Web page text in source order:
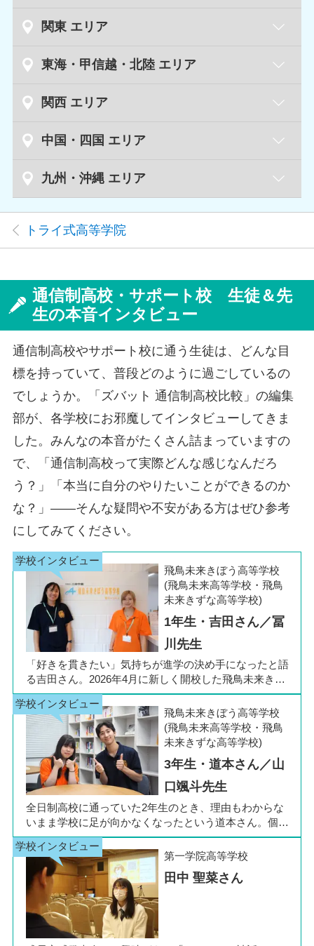
北海道
札幌キャンパス
新札幌キャンパス
青森県
盛岡キャンパス
泉中央キャンパス
山形県 山形キャンパス
郡山キャンパス
関東 エリア
茨城県
水戸キャンパス
足利キャンパス
群馬県 高崎キャンパス
埼玉県
大宮キャンパス
川越キャンパス
西船橋キャンパス
柏キャンパス
東京都
飯田橋キャンパス
新宿キャンパス
豊洲キャンパス
神奈川県
横浜キャンパス
戸塚キャンパス
東海・甲信越・北陸 エリア
新潟県
新潟キャンパス
福井県 福井キャンパス
長野県
長野キャンパス
松本キャンパス
岐阜県 岐阜キャンパス
静岡県
静岡キャンパス
浜松キャンパス
三島キャンパス
愛知県
千種キャンパス
金山キャンパス
三重県
四日市キャンパス
津駅前キャンパス
関西 エリア
滋賀県 草津キャンパス
京都府
京都駅前キャンパス
丸太町キャンパス
丹波橋キャンパス
梅田キャンパス
京橋キャンパス
兵庫県
三宮キャンパス
姫路キャンパス
西宮北口キャンパス
奈良県
西大寺キャンパス
大和八木キャンパス
和歌山県 和歌山キャンパス
中国・四国 エリア
鳥取県 鳥取キャンパス
岡山キャンパス
広島県
横川キャンパス
緑井キャンパス
広島キャンパス
山口県 新山口キャンパス
徳島県 徳島キャンパス
香川県 高松キャンパス
愛媛県 松山キャンパス
高知県 高知キャンパス
九州・沖縄 エリア
福岡県
福岡天神キャンパス
小倉キャンパス
佐賀県 佐賀キャンパス
長崎県
佐世保キャンパス
熊本県 熊本駅前キャンパス
大分県 大分キャンパス
宮崎県 宮崎キャンパス
鹿児島県 鹿児島中央キャンパス
沖縄県
小禄キャンパス
那覇新都心キャンパス
トライ式高等学院
通信制高校・サポート校 生徒＆先
生の本音インタビュー
通信制高校やサポート校に通う生徒は、どんな目
標を持っていて、普段どのように過ごしているの
でしょうか。「ズバット 通信制高校比較」の編集
部が、各学校にお邪魔してインタビューしてきま
した。みんなの本音がたくさん詰まっていますの
で、「通信制高校って実際どんな感じなんだろ
う？」「本当に自分のやりたいことができるのか
な？」――そんな疑問や不安がある方はぜひ参考
にしてみてください。
飛鳥未来きぼう高等学校
(飛鳥未来高等学校・飛鳥
未来きずな高等学校)
1年生・吉田さん／冨
川先生
「好きを貫きたい」気持ちが進学の決め手になったと語
る吉田さん。2026年4月に新しく開校した飛鳥未来きぼ
う高等学校 柏キャンパスの1年生です。彼女は中学3年
生の公立入試直前に「自分らしく過ごしながら夢に近づ
ける環境を選びたい」と思い、進路変更を決意しまし
た。今回は吉田さん、同キャンパスの冨川先生に、通信
制高校の学校生活の様子や雰囲気、行事について語って
いただきました。お互いの話からは、日々の何気ない会
話や行事を通じて育まれた、先生と生徒の温かな信頼関
係もうかがえました。
飛鳥未来きぼう高等学校
(飛鳥未来高等学校・飛鳥
未来きずな高等学校)
3年生・道本さん／山
口颯斗先生
全日制高校に通っていた2年生のとき、理由もわからな
いまま学校に足が向かなくなったという道本さん。個別
相談会で感じた先生の「温かさ」を決め手に、飛鳥未来
きぼう高等学校の町田キャンパスへの転入を選びまし
た。現在は同校に3年生として在籍しながら、オープン
キャンパスでは未来の後輩たちのサポート役「キャス
ト」として活躍しています。同校の山口颯斗先生ととも
に、通信制ならではの人との関わりや、自分らしく過ご
せる学校生活について語ってくれました。
第一学院高等学校
田中 聖菜さん